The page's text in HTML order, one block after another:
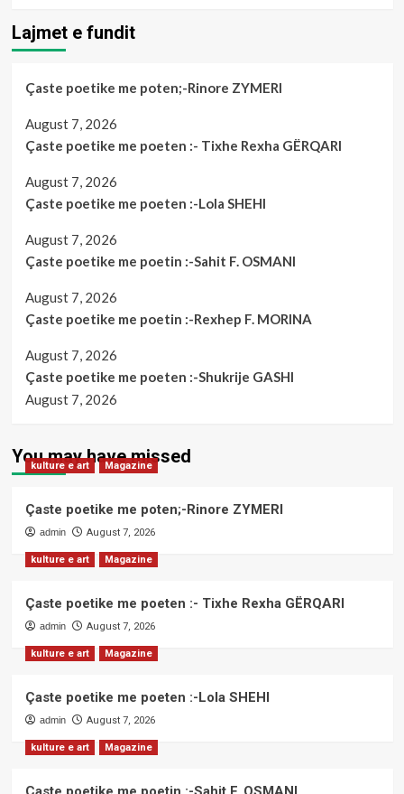
Lajmet e fundit
Çaste poetike me poten;-Rinore ZYMERI
August 7, 2026
Çaste poetike me poeten :- Tixhe Rexha GËRQARI
August 7, 2026
Çaste poetike me poeten :-Lola SHEHI
August 7, 2026
Çaste poetike me poetin :-Sahit F. OSMANI
August 7, 2026
Çaste poetike me poetin :-Rexhep F. MORINA
August 7, 2026
Çaste poetike me poeten :-Shukrije GASHI
August 7, 2026
You may have missed
kulture e art Magazine
Çaste poetike me poten;-Rinore ZYMERI
admin August 7, 2026
kulture e art Magazine
Çaste poetike me poeten :- Tixhe Rexha GËRQARI
admin August 7, 2026
kulture e art Magazine
Çaste poetike me poeten :-Lola SHEHI
admin August 7, 2026
kulture e art Magazine